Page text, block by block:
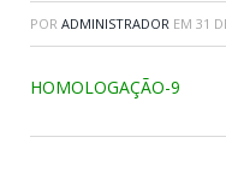
POR ADMINISTRADOR EM 31
HOMOLOGAÇÃO-9